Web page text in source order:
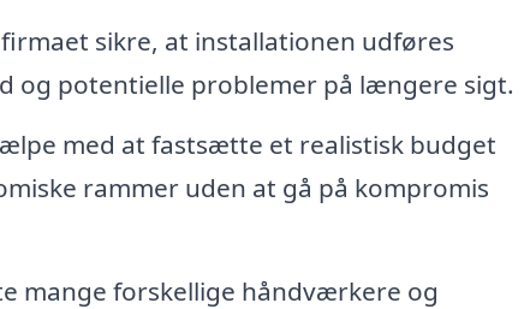
sikre, at installationen udføres
og potentielle problemer på længere sigt.
med at fastsætte et realistisk budget
rammer uden at gå på kompromis
mange forskellige håndværkere og